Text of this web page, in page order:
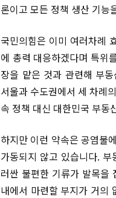
론이고 모든 정책 생산 기능
국민의힘은 이미 여러차례
에 총력 대응하겠다며 특위
장을 맡은 것과 관련해 부
서울과 수도권에서 세 차례
속 정책 대신 대한민국 부동
하지만 이런 약속은 공염불
가동되지 않고 있습니다.
러싼 불편한 기류가 발목을
내에서 마련할 부지가 거의